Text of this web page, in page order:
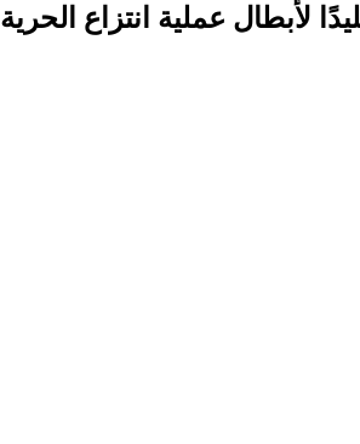
لأبطال عملية انتزاع الحرية